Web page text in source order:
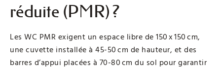
réduite (PMR) ?
Les WC PMR exigent un espace libre de 150 x 150 cm,
une cuvette installée à 45-50 cm de hauteur, et des
barres d’appui placées à 70-80 cm du sol pour garantir